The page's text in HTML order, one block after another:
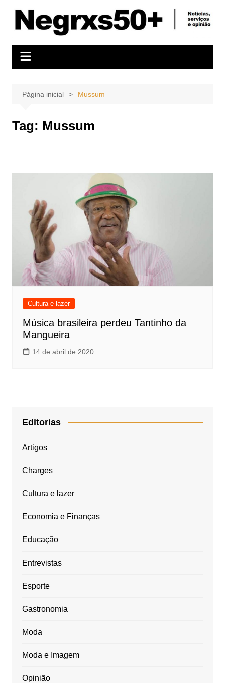
conteúdo
Página inicial Mussum
Tag: Mussum
Cultura e lazer
Música brasileira perdeu Tantinho da
Mangueira
14 de abril de 2020
Editorias
Artigos
Charges
Cultura e lazer
Economia e Finanças
Educação
Entrevistas
Esporte
Gastronomia
Moda
Moda e Imagem
Opinião